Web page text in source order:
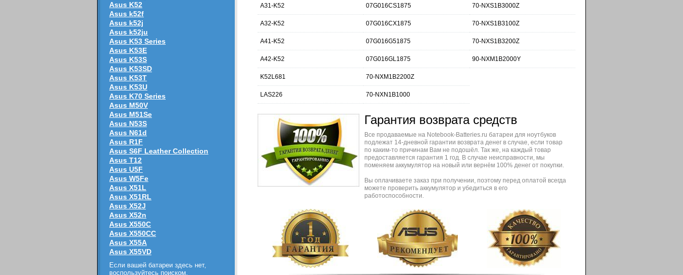
Asus K52
Asus k52f
Asus k52j
Asus k52ju
Asus K53 Series
Asus K53E
Asus K53S
Asus K53SD
Asus K53T
Asus K53U
Asus K70 Series
Asus M50V
Asus M51Se
Asus N53S
Asus N61d
Asus R1F
Asus S6F Leather Collection
Asus T12
Asus U5F
Asus W5Fe
Asus X51L
Asus X51RL
Asus X52J
Asus X52n
Asus X550C
Asus X550CC
Asus X55A
Asus X55VD
Если вашей батареи здесь нет,
воспользуйтесь поиском.
A31-K52
A32-K52
A41-K52
A42-K52
K52L681
LAS226
07G016CS1875
07G016CX1875
07G016G51875
07G016GL1875
70-NXM1B2200Z
70-NXN1B1000
70-NXS1B3000Z
70-NXS1B3100Z
70-NXS1B3200Z
90-NXM1B2000Y
Гарантия возврата средств
Все продаваемые на Notebook-Batteries.ru батареи для ноутбуков
подлежат 14-дневной гарантии возврата денег в случае, если товар
по каким-то причинам Вам не подошёл. Так же, на каждый товар
предоставляется гарантия 1 год. В случае неисправности, мы
поменяем аккумулятор на новый или вернём 100% денег от покупки.
Вы оплачиваете заказ при получении, поэтому перед оплатой всегда
можете проверить аккумулятор и убедиться в его
работоспособности.